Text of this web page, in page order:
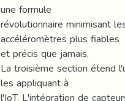
une formule
révolutionnaire minimisant
accéléromètres plus fiables
et précis que jamais.
La troisième section étend
les appliquant à